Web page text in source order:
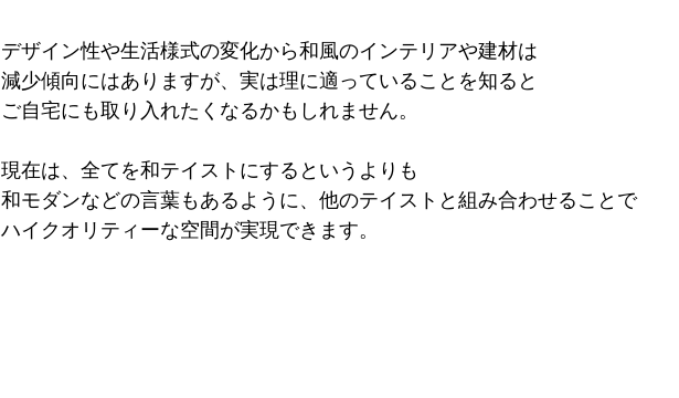
デザイン性や生活様式の変化から和風のインテリアや建材は
減少傾向にはありますが、実は理に適っていることを知ると
ご自宅にも取り入れたくなるかもしれません。
現在は、全てを和テイストにするというよりも
和モダンなどの言葉もあるように、他のテイストと組み合わせることで
ハイクオリティーな空間が実現できます。